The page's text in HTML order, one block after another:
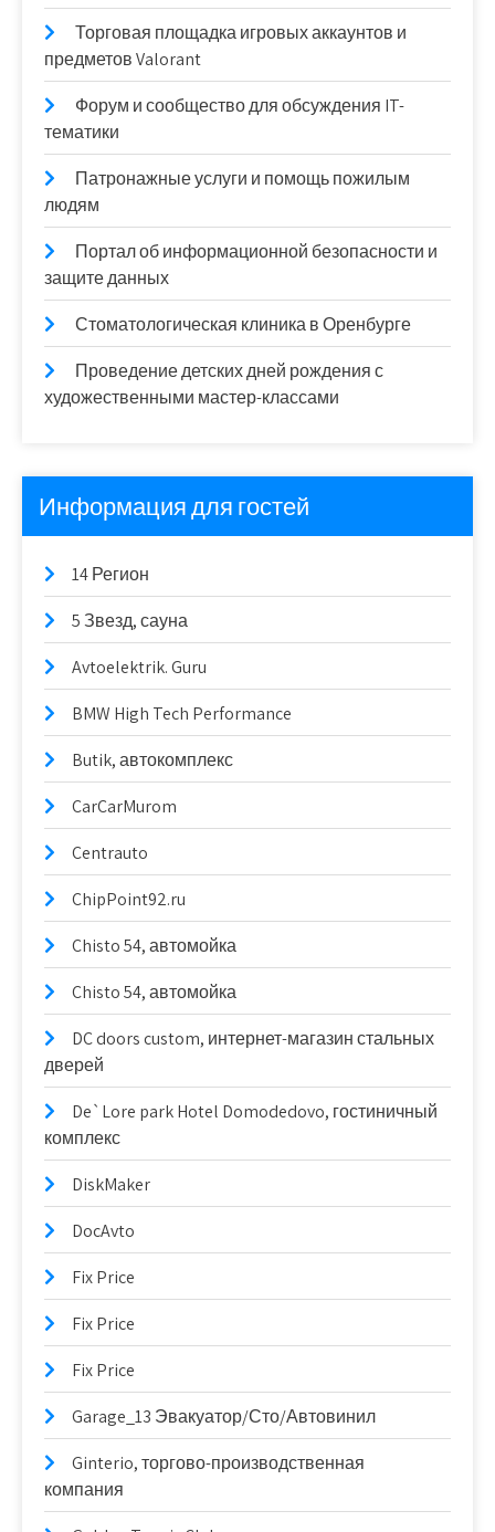
Торговая площадка игровых аккаунтов и
предметов Valorant
Форум и сообщество для обсуждения IT-
тематики
Патронажные услуги и помощь пожилым
людям
Портал об информационной безопасности и
защите данных
Стоматологическая клиника в Оренбурге
Проведение детских дней рождения с
художественными мастер-классами
Информация для гостей
14 Регион
5 Звезд, сауна
Avtoelektrik. Guru
BMW High Tech Performance
Butik, автокомплекс
CarCarMurom
Centrauto
ChipPoint92.ru
Chisto 54, автомойка
Chisto 54, автомойка
DC doors custom, интернет-магазин стальных
дверей
De`Lore park Hotel Domodedovo, гостиничный
комплекс
DiskMaker
DocAvto
Fix Price
Fix Price
Fix Price
Garage_13 Эвакуатор/Сто/Автовинил
Ginterio, торгово-производственная
компания